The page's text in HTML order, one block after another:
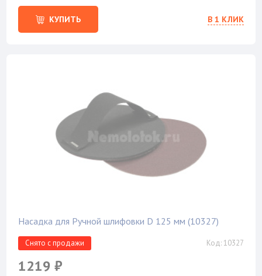
КУПИТЬ В 1 КЛИК
Насадка для Ручной шлифовки D 125 мм (10327)
Снято с продажи Код: 10327
1219 ₽